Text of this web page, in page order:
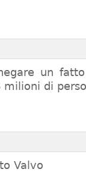
un
milioni di
Valvo